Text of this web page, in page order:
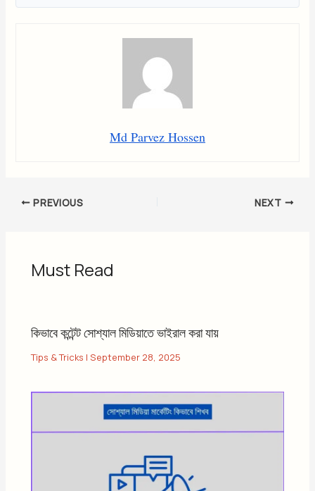
Md Parvez Hossen
PREVIOUS NEXT
Must Read
কিভাবে কন্টেন্ট সোশ্যাল মিডিয়াতে ভাইরাল করা যায়
Tips & Tricks |September 28, 2025